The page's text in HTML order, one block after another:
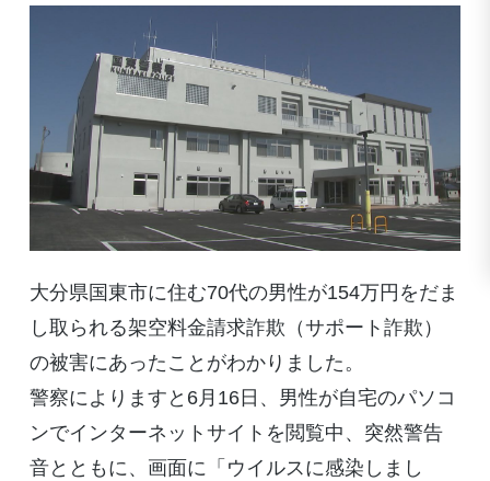
大分県国東市に住む70代の男性が154万円をだま
し取られる架空料金請求詐欺（サポート詐欺）
の被害にあったことがわかりました。
警察によりますと6月16日、男性が自宅のパソコ
ンでインターネットサイトを閲覧中、突然警告
音とともに、画面に「ウイルスに感染しまし